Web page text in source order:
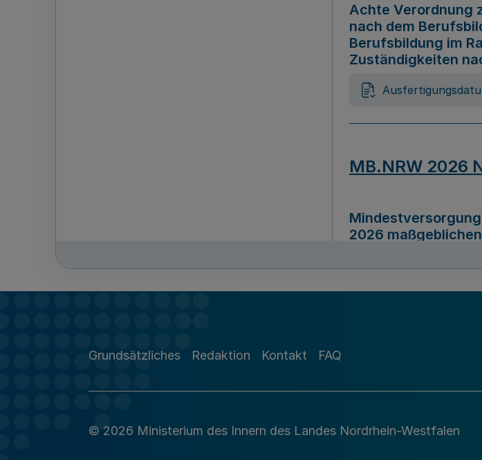
Achte Verordnung
nach dem
Berufsbildung im
Zuständigkeiten
MB.NRW 2026
2026
Richtlinie zur
Grundsätzliches Redaktion Kontakt FAQ
© 2026 Ministerium des Innern des Landes Nordrhein-Westfalen